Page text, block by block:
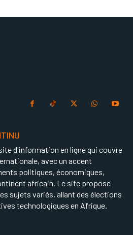
d'information en ligne qui couvre
avec un accent
politiques, économiques,
africain. Le site propose
sujets variés, allant des élections
technologiques en Afrique.